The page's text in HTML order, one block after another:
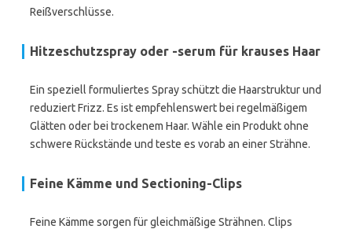
Reißverschlüsse.
Hitzeschutzspray oder -serum für krauses Haar
Ein speziell formuliertes Spray schützt die Haarstruktur und
reduziert Frizz. Es ist empfehlenswert bei regelmäßigem
Glätten oder bei trockenem Haar. Wähle ein Produkt ohne
schwere Rückstände und teste es vorab an einer Strähne.
Feine Kämme und Sectioning-Clips
Feine Kämme sorgen für gleichmäßige Strähnen. Clips